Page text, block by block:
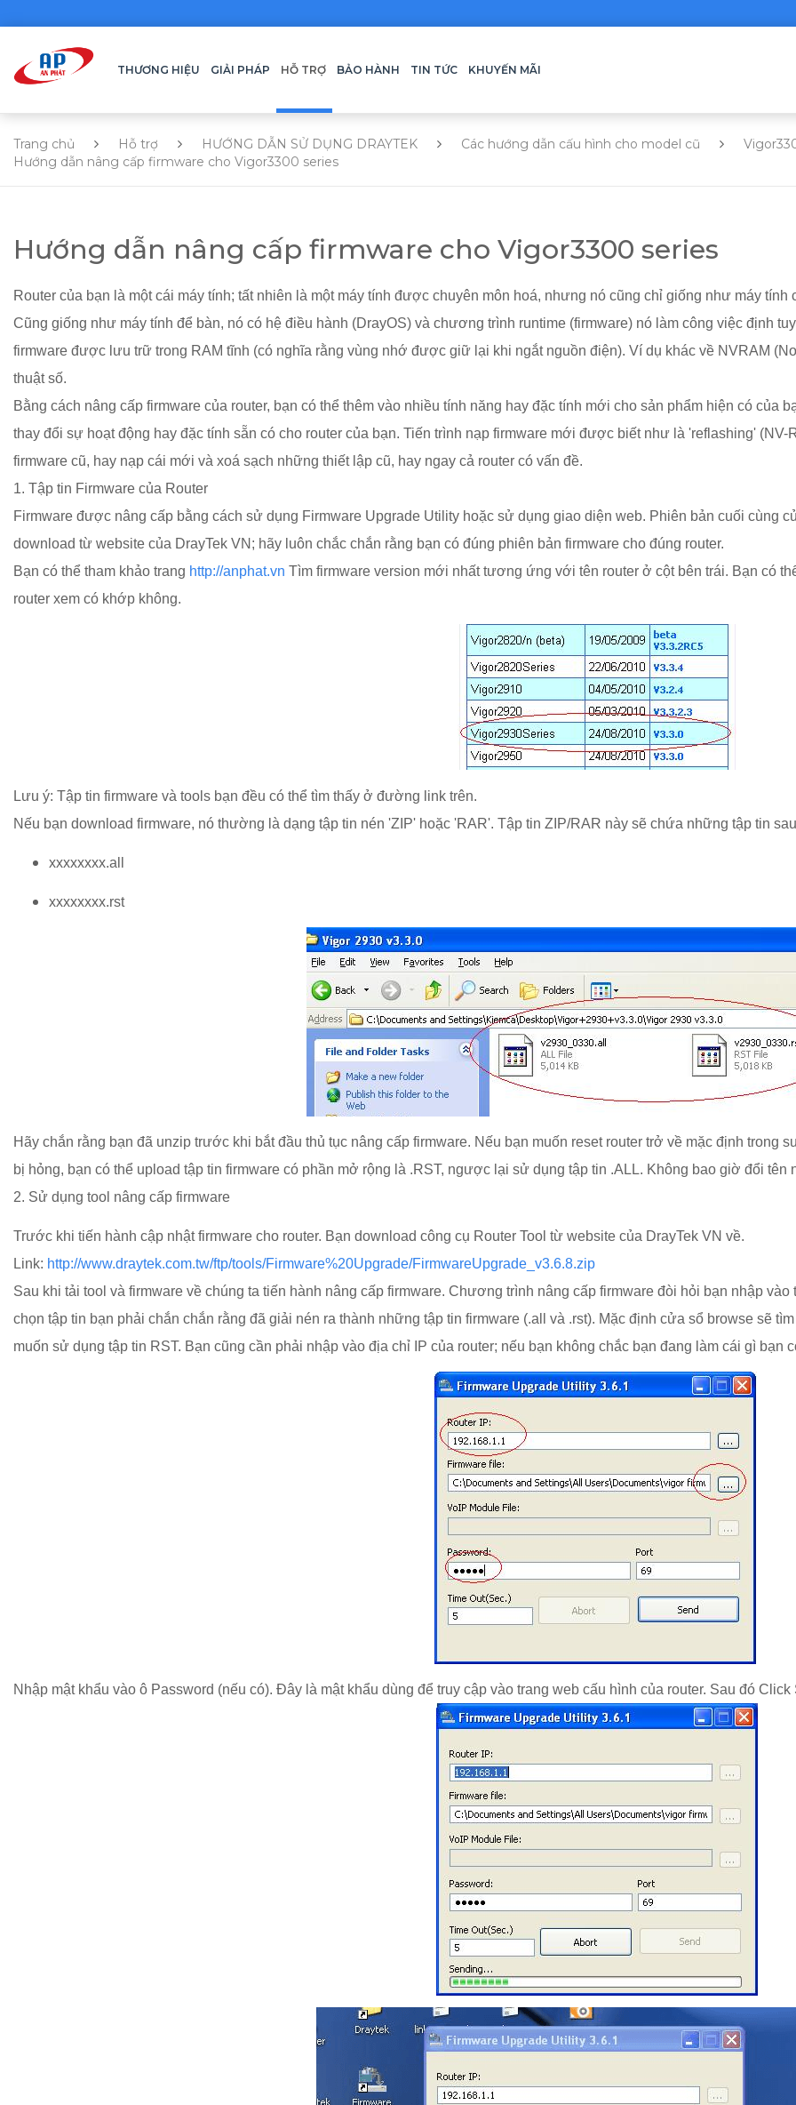
THƯƠNG HIỆU GIẢI PHÁP HỖ TRỢ BẢO HÀNH TIN TỨC KHUYẾN MÃI
Trang chủ Hỗ trợ HƯỚNG DẪN SỬ DỤNG DRAYTEK Các hướng dẫn cấu hình cho model cũ
Hướng dẫn nâng cấp firmware cho Vigor3300 series
Hướng dẫn nâng cấp firmware cho Vigor3300 series
Router của bạn là một cái máy tính; tất nhiên là một máy tính được chuyên môn hoá, nhưng nó cũng chỉ giống như máy
Cũng giống như máy tính để bàn, nó có hệ điều hành (DrayOS) và chương trình runtime (firmware) nó làm công việc định
firmware được lưu trữ trong RAM tĩnh (có nghĩa rằng vùng nhớ được giữ lại khi ngắt nguồn điện). Ví dụ khác về NVRAM
thuật số.
Bằng cách nâng cấp firmware của router, bạn có thể thêm vào nhiều tính năng hay đặc tính mới cho sản phẩm hiện có của
thay đổi sự hoạt động hay đặc tính sẵn có cho router của bạn. Tiến trình nạp firmware mới được biết như là 'reflashing'
firmware cũ, hay nạp cái mới và xoá sạch những thiết lập cũ, hay ngay cả router có vấn đề.
1. Tập tin Firmware của Router
Firmware được nâng cấp bằng cách sử dụng Firmware Upgrade Utility hoặc sử dụng giao diện web. Phiên bản cuối cùng
download từ website của DrayTek VN; hãy luôn chắc chắn rằng bạn có đúng phiên bản firmware cho đúng router.
Bạn có thể tham khảo trang http://anphat.vn Tìm firmware version mới nhất tương ứng với tên router ở cột bên trái. Bạn có
router xem có khớp không.
Lưu ý: Tập tin firmware và tools bạn đều có thể tìm thấy ở đường link trên.
Nếu bạn download firmware, nó thường là dạng tập tin nén 'ZIP' hoặc 'RAR'. Tập tin ZIP/RAR này sẽ chứa những tập tin
xxxxxxxx.all
xxxxxxxx.rst
Hãy chắn rằng bạn đã unzip trước khi bắt đầu thủ tục nâng cấp firmware. Nếu bạn muốn reset router trở về mặc định trong
bị hỏng, bạn có thể upload tập tin firmware có phần mở rộng là .RST, ngược lại sử dụng tập tin .ALL. Không bao giờ đổi tên
2. Sử dụng tool nâng cấp firmware
Trước khi tiến hành cập nhật firmware cho router. Bạn download công cụ Router Tool từ website của DrayTek VN về.
Link: http://www.draytek.com.tw/ftp/tools/Firmware%20Upgrade/FirmwareUpgrade_v3.6.8.zip
Sau khi tải tool và firmware về chúng ta tiến hành nâng cấp firmware. Chương trình nâng cấp firmware đòi hỏi bạn nhập
chọn tập tin bạn phải chắn chắn rằng đã giải nén ra thành những tập tin firmware (.all và .rst). Mặc định cửa sổ browse sẽ
muốn sử dụng tập tin RST. Bạn cũng cần phải nhập vào địa chỉ IP của router; nếu bạn không chắc bạn đang làm cái gì bạn
Nhập mật khẩu vào ô Password (nếu có). Đây là mật khẩu dùng để truy cập vào trang web cấu hình của router. Sau đó Click